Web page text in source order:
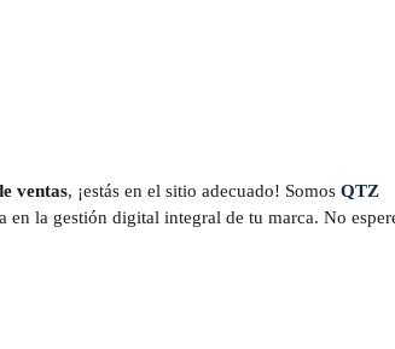
ventas, ¡estás en el sitio adecuado! Somos QTZ
en la gestión digital integral de tu marca. No